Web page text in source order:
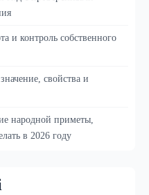
и контроль собственного
свойства и
народной приметы,
в 2026 году